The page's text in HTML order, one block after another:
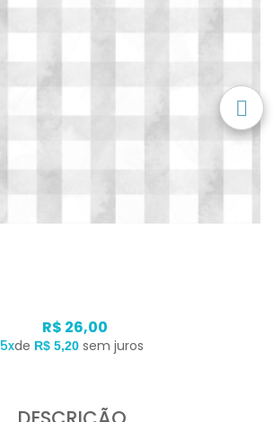
R$ 26,00
5xde R$ 5,20 sem juros